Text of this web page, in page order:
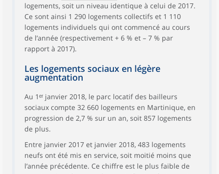
logements, soit un niveau identique à celui de 2017.
Ce sont ainsi 1 290 logements collectifs et 1 110
logements individuels qui ont commencé au cours
de l’année (respectivement + 6 % et – 7 % par
rapport à 2017).
Les logements sociaux en légère
augmentation
Au 1ᵉʳ janvier 2018, le parc locatif des bailleurs
sociaux compte 32 660 logements en Martinique, en
progression de 2,7 % sur un an, soit 857 logements
de plus.
Entre janvier 2017 et janvier 2018, 483 logements
neufs ont été mis en service, soit moitié moins que
l’année précédente. Ce chiffre est le plus faible de